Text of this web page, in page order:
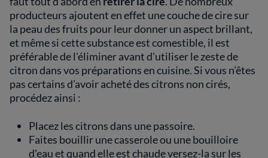
producteurs ajoutent en effet une couche de cire sur
la peau des fruits pour leur donner un aspect brillant,
et même si cette substance est comestible, il est
préférable de l'éliminer avant d'utiliser le zeste de
citron dans vos préparations en cuisine. Si vous n’êtes
pas certains d’avoir acheté des citrons non cirés,
procédez ainsi :
Placez les citrons dans une passoire.
Faites bouillir une casserole ou une bouilloire
d'eau et quand elle est chaude versez-la sur les